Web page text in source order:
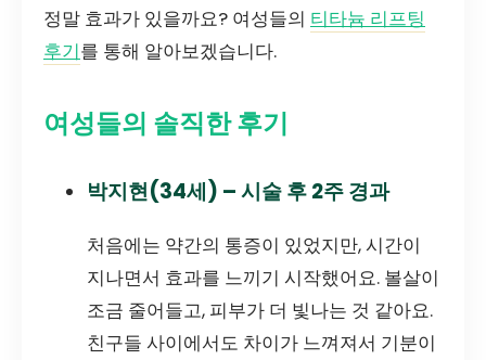
정말 효과가 있을까요? 여성들의 티타늄 리프팅
후기를 통해 알아보겠습니다.
여성들의 솔직한 후기
박지현(34세) – 시술 후 2주 경과
처음에는 약간의 통증이 있었지만, 시간이
지나면서 효과를 느끼기 시작했어요. 볼살이
조금 줄어들고, 피부가 더 빛나는 것 같아요.
친구들 사이에서도 차이가 느껴져서 기분이